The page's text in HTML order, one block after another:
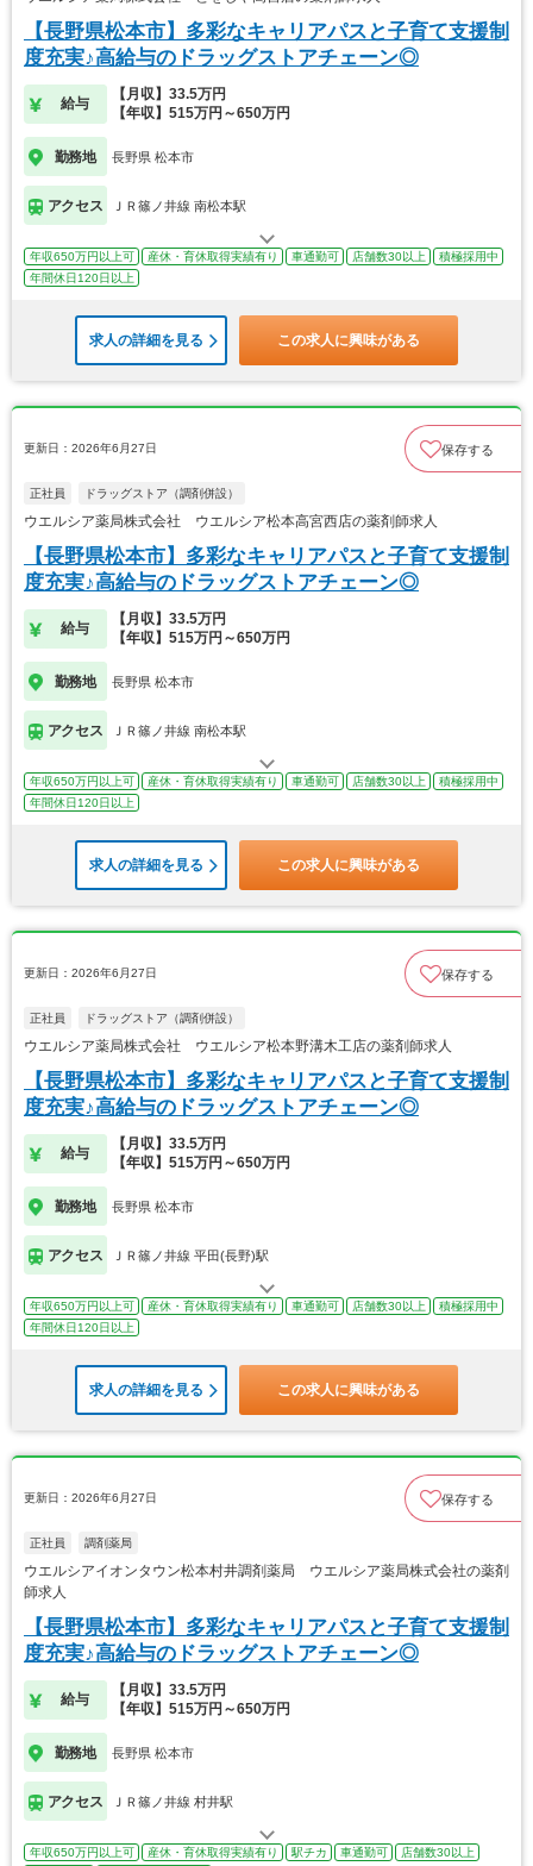
【長野県松本市】多彩なキャリアパスと子育て支援制
度充実♪高給与のドラッグストアチェーン◎
給与
【月収】33.5万円
【年収】515万円～650万円
勤務地 長野県 松本市
アクセス ＪＲ篠ノ井線 南松本駅
年収650万円以上可 産休・育休取得実績有り 車通勤可 店舗数30以上
積極採用中
年間休日120日以上
求人の詳細を見る この求人に興味がある
更新日：2026年6月27日 保存する
正社員 ドラッグストア（調剤併設）
ウエルシア薬局株式会社 ウエルシア松本高宮西店の薬剤師求人
【長野県松本市】多彩なキャリアパスと子育て支援制
度充実♪高給与のドラッグストアチェーン◎
給与
【月収】33.5万円
【年収】515万円～650万円
勤務地 長野県 松本市
アクセス ＪＲ篠ノ井線 南松本駅
年収650万円以上可 産休・育休取得実績有り 車通勤可 店舗数30以上
積極採用中
年間休日120日以上
求人の詳細を見る この求人に興味がある
更新日：2026年6月27日 保存する
正社員 ドラッグストア（調剤併設）
ウエルシア薬局株式会社 ウエルシア松本野溝木工店の薬剤師求人
【長野県松本市】多彩なキャリアパスと子育て支援制
度充実♪高給与のドラッグストアチェーン◎
給与
【月収】33.5万円
【年収】515万円～650万円
勤務地 長野県 松本市
アクセス ＪＲ篠ノ井線 平田(長野)駅
年収650万円以上可 産休・育休取得実績有り 車通勤可 店舗数30以上
積極採用中
年間休日120日以上
求人の詳細を見る この求人に興味がある
更新日：2026年6月27日 保存する
正社員 調剤薬局
ウエルシアイオンタウン松本村井調剤薬局 ウエルシア薬局株式会社の薬剤
師求人
【長野県松本市】多彩なキャリアパスと子育て支援制
度充実♪高給与のドラッグストアチェーン◎
給与
【月収】33.5万円
【年収】515万円～650万円
勤務地 長野県 松本市
アクセス ＪＲ篠ノ井線 村井駅
年収650万円以上可 産休・育休取得実績有り 駅チカ 車通勤可
店舗数30以上